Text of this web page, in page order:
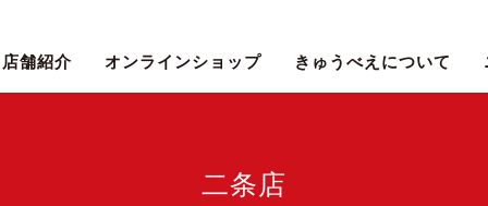
店舗紹介 オンラインショップ きゅうべえについて
二条店